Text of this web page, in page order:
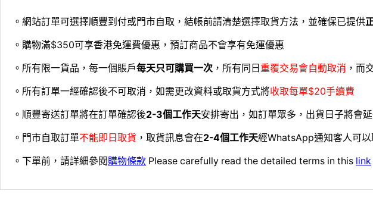
。網站訂單可選擇順豐到付或門市自取，結帳前請清楚選擇取貨方法，並確保已提供
。購物滿$350可享香港免運費優惠，預訂商品不會享有免運優惠
。所有限一貨品，每一個賬戶每天只可購買一次 ，所有同日 重覆交易會自動取消 ，而
。所有訂單一經確認後不可取消，如需更改資料或取貨方式將收取每單$20手續費
。順豐寄送訂單將在訂單確認後2-3個工作天安排寄出，如訂單眾多，出貨日子將會
。門市自取訂單不能即日取貨 ，取貨訊息會在2-4個工作天經WhatsApp通知客人可
。下單前，請詳細參閱購物條款 Please carefully read the detailed terms in this link